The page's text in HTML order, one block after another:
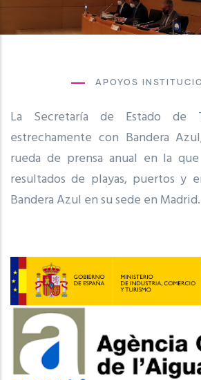
APOYOS
La Secretaría de Estado de
estrechamente con Bandera
rueda de prensa anual en la
resultados de playas, puertos y
Bandera Azul en su sede en Madrid.